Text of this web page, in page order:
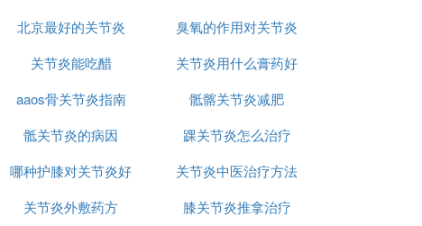
北京最好的关节炎
臭氧的作用对关节炎
关节炎能吃醋
关节炎用什么膏药好
aaos骨关节炎指南
骶髂关节炎减肥
骶关节炎的病因
踝关节炎怎么治疗
哪种护膝对关节炎好
关节炎中医治疗方法
关节炎外敷药方 膝关节炎推拿治疗